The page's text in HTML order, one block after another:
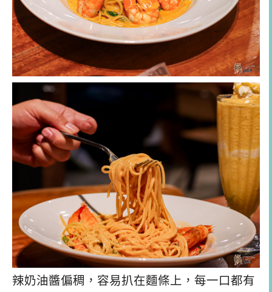
辣奶油醬偏稠，容易扒在麵條上，每一口都有